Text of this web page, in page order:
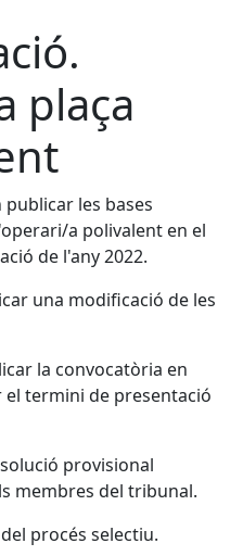
plaça
publicar les bases
a polivalent en el
de l'any 2022.
una modificació de les
la convocatòria en
el termini de presentació
provisional
membres del tribunal.
procés selectiu.